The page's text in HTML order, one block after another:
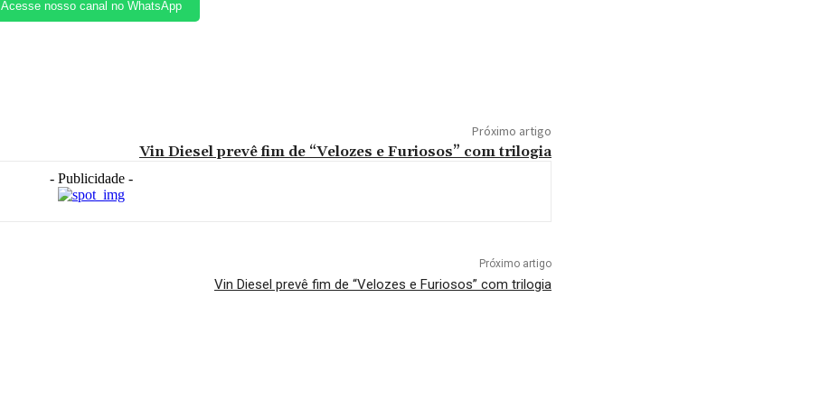
Acesse nosso canal no WhatsApp
Próximo artigo
Vin Diesel prevê fim de “Velozes e Furiosos” com trilogia
- Publicidade -
Próximo artigo
Vin Diesel prevê fim de “Velozes e Furiosos” com trilogia